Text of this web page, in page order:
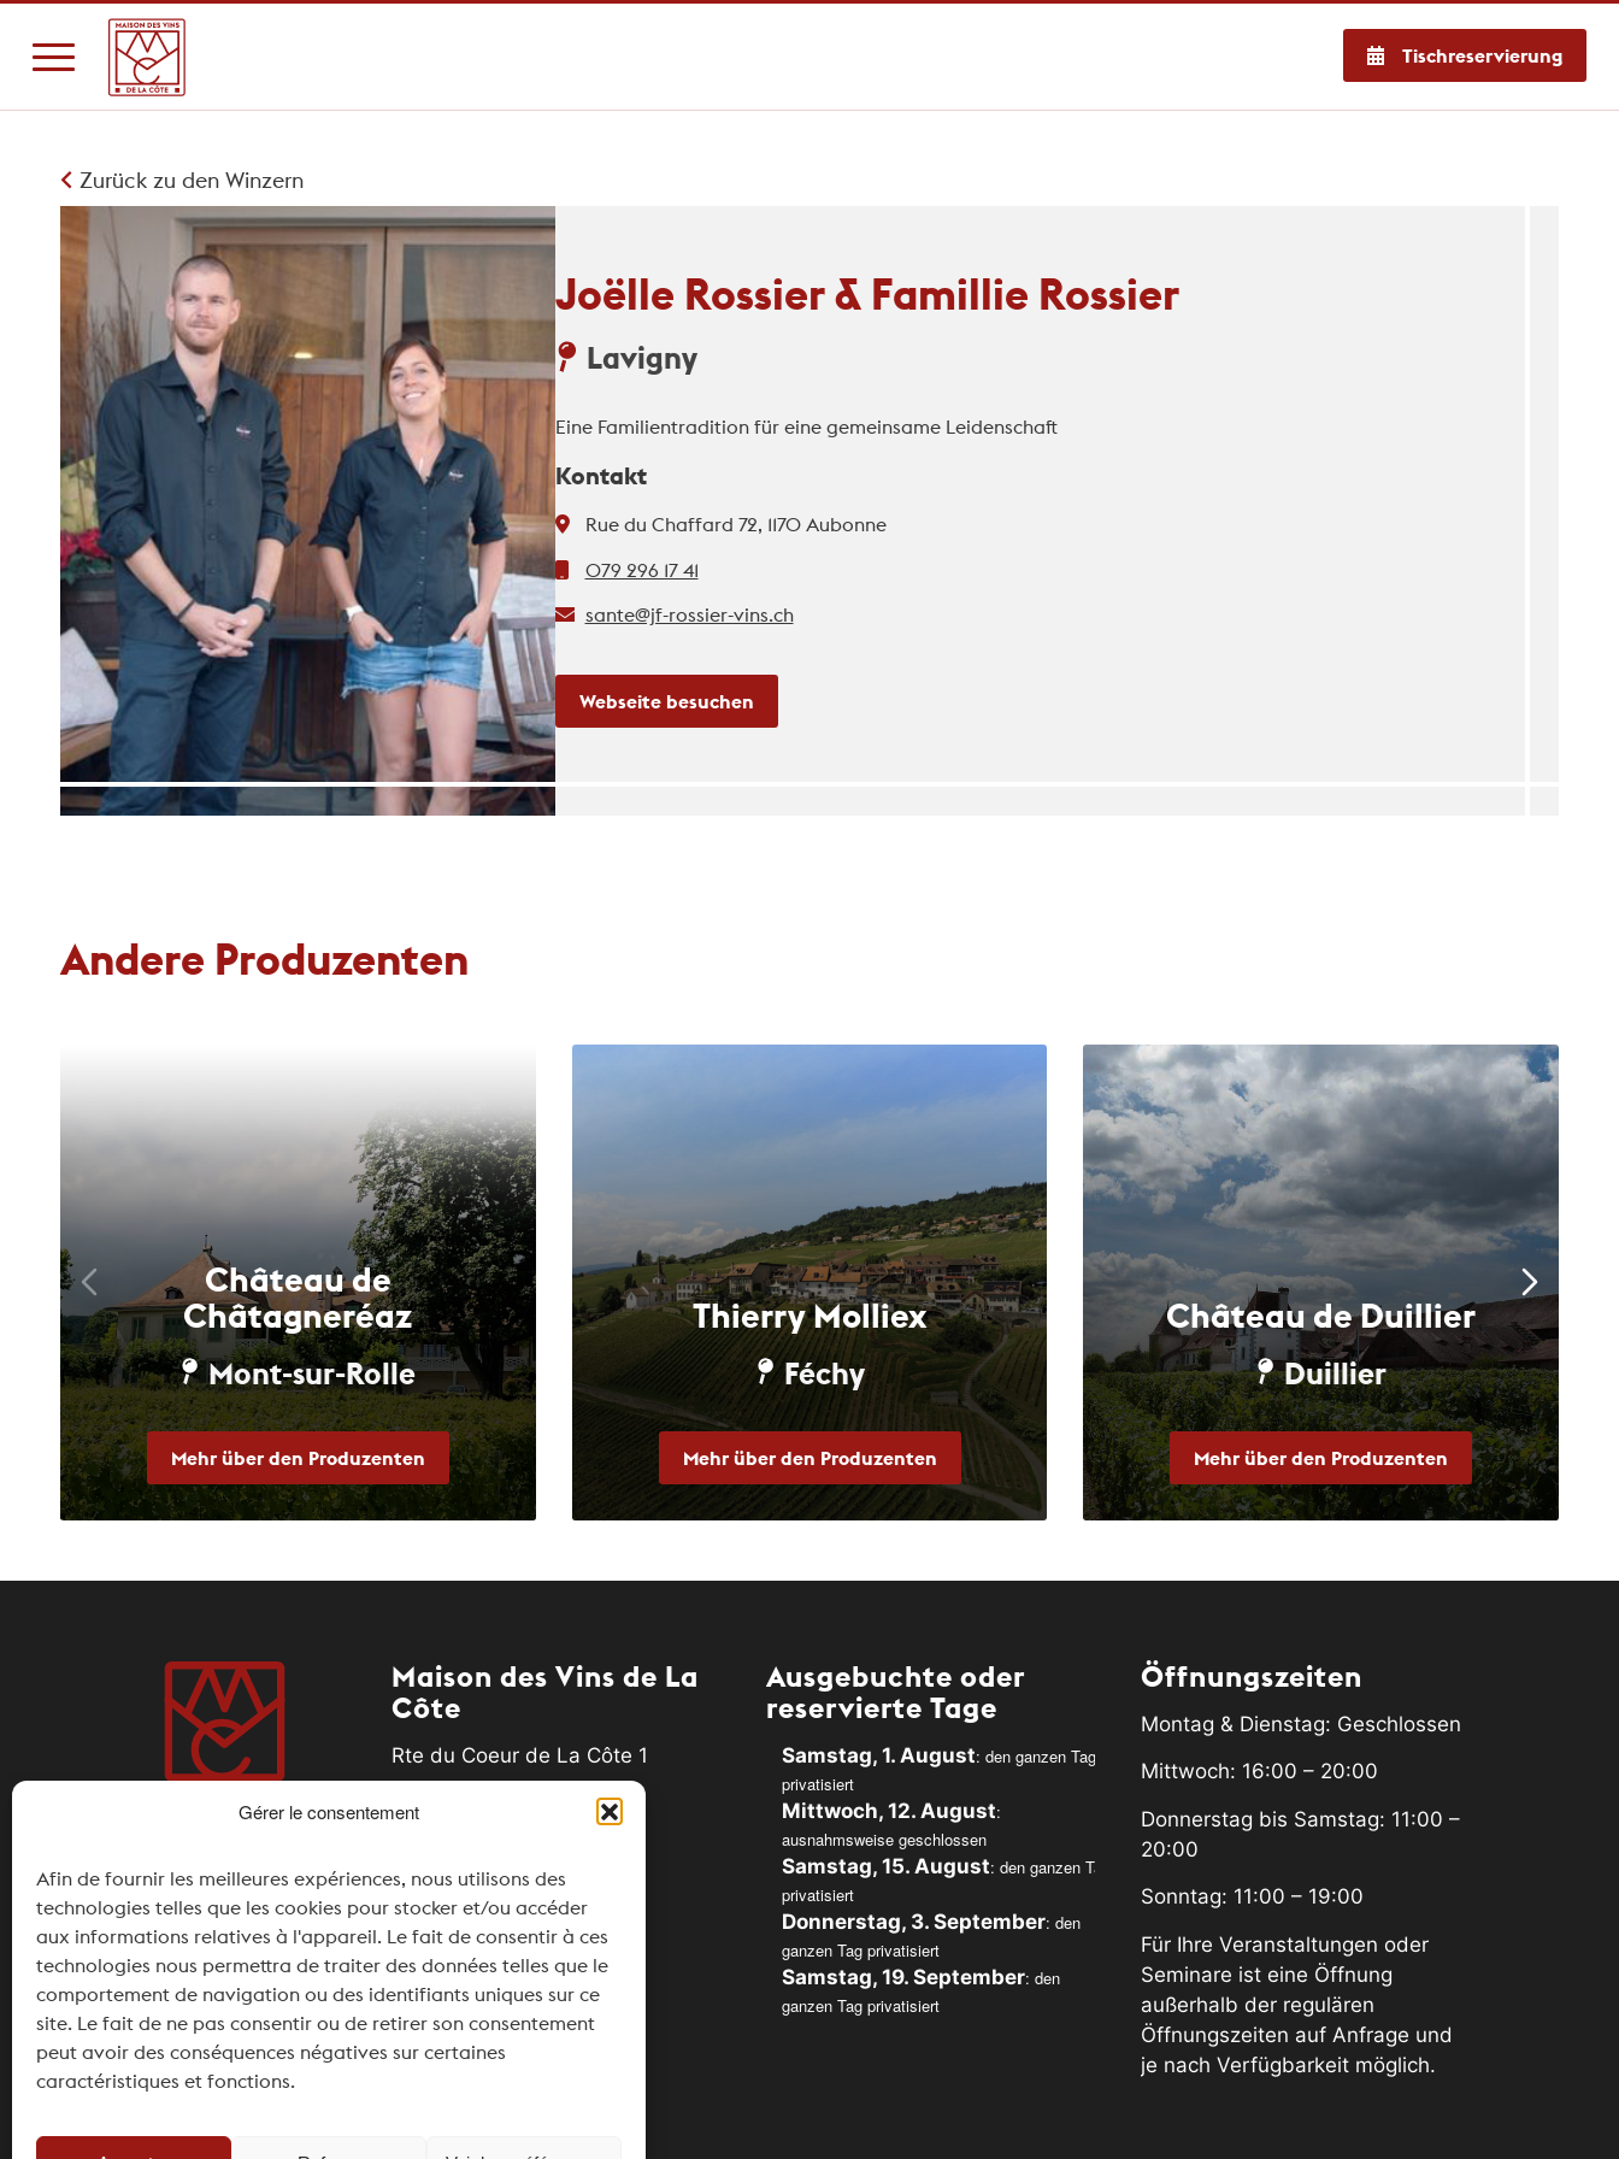
Gérer le consentement
Afin de fournir les meilleures expériences, nous utilisons des
technologies telles que les cookies pour stocker et/ou accéder
aux informations relatives à l'appareil. Le fait de consentir à ces
technologies nous permettra de traiter des données telles que le
comportement de navigation ou des identifiants uniques sur ce
site. Le fait de ne pas consentir ou de retirer son consentement
peut avoir des conséquences négatives sur certaines
caractéristiques et fonctions.
Tischreservierung
Zurück zu den Winzern
Joëlle Rossier & Famillie Rossier
Lavigny
Eine Familientradition für eine gemeinsame Leidenschaft
Kontakt
Rue du Chaffard 72, 1170 Aubonne
079 296 17 41
sante@jf-rossier-vins.ch
Webseite besuchen
Andere Produzenten
Château de
Châtagneréaz
Mont-sur-Rolle
Mehr über den Produzenten
Thierry Molliex
Féchy
Mehr über den Produzenten
Château de Duillier
Duillier
Mehr über den Produzenten
Maison des Vins de La
Côte
Rte du Coeur de La Côte 1
1185 Mont-sur-Rolle
info@maisondesvins.ch
Partner
Ausgebuchte oder
reservierte Tage
Samstag, 1. August: den ganzen Tag
privatisiert
Mittwoch, 12. August:
ausnahmsweise geschlossen
Samstag, 15. August: den ganzen Tag
privatisiert
Donnerstag, 3. September: den
ganzen Tag privatisiert
Samstag, 19. September: den
ganzen Tag privatisiert
Öffnungszeiten
Montag & Dienstag: Geschlossen
Mittwoch: 16:00 – 20:00
Donnerstag bis Samstag: 11:00 –
20:00
Sonntag: 11:00 – 19:00
Für Ihre Veranstaltungen oder
Seminare ist eine Öffnung
außerhalb der regulären
Öffnungszeiten auf Anfrage und
je nach Verfügbarkeit möglich.